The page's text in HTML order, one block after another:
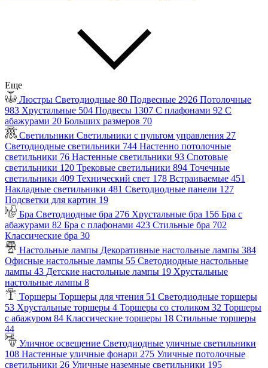
Еще
Люстры Светодиодные 80 Подвесные 2926 Потолочные
983 Хрустальные 504 Подвесы 1307 С плафонами 92 С
абажурами 20 Больших размеров 70
Светильники Светильники с пультом управления 27
Светодиодные светильники 744 Настенно потолочные
светильники 76 Настенные светильники 93 Спотовые
светильники 120 Трековые светильники 894 Точечные
светильники 409 Технический свет 178 Встраиваемые 451
Накладные светильники 481 Светодиодные панели 127
Подсветки для картин 19
Бра Светодиодные бра 276 Хрустальные бра 156 Бра с
абажурами 82 Бра с плафонами 423 Стильные бра 702
Классические бра 30
Настольные лампы Декоративные настольные лампы 384
Офисные настольные лампы 55 Светодиодные настольные
лампы 43 Детские настольные лампы 19 Хрустальные
настольные лампы 8
Торшеры Торшеры для чтения 51 Светодиодные торшеры
53 Хрустальные торшеры 4 Торшеры со столиком 32 Торшеры
с абажуром 84 Классические торшеры 18 Стильные торшеры
44
Уличное освещение Светодиодные уличные светильники
108 Настенные уличные фонари 275 Уличные потолочные
светильники 26 Уличные наземные светильники 195